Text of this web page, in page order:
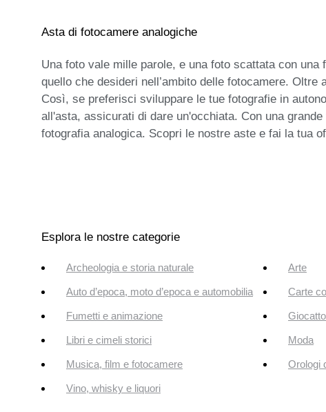
Asta di fotocamere analogiche
Una foto vale mille parole, e una foto scattata con
quello che desideri nell’ambito delle fotocamere.
Così, se preferisci sviluppare le tue fotografie in
all'asta, assicurati di dare un'occhiata. Con una
fotografia analogica. Scopri le nostre aste e fai la tua
Esplora le nostre categorie
Archeologia e storia naturale Arte
Auto d’epoca, moto d’epoca e automobilia Carte
Fumetti e animazione
Libri e cimeli storici Moda
Musica, film e fotocamere Orologi
Vino, whisky e liquori